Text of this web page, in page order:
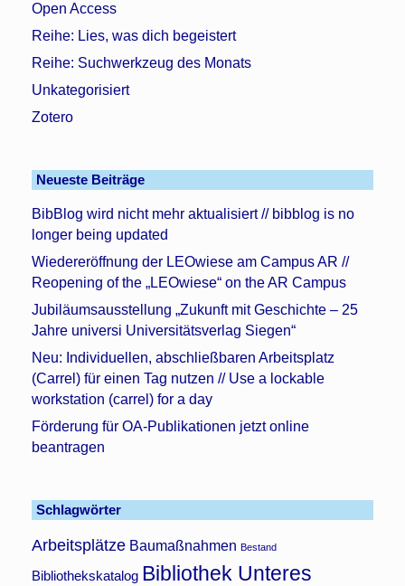
Open Access
Reihe: Lies, was dich begeistert
Reihe: Suchwerkzeug des Monats
Unkategorisiert
Zotero
Neueste Beiträge
BibBlog wird nicht mehr aktualisiert // bibblog is no
longer being updated
Wiedereröffnung der LEOwiese am Campus AR //
Reopening of the „LEOwiese“ on the AR Campus
Jubiläumsausstellung „Zukunft mit Geschichte – 25
Jahre universi Universitätsverlag Siegen“
Neu: Individuellen, abschließbaren Arbeitsplatz
(Carrel) für einen Tag nutzen // Use a lockable
workstation (carrel) for a day
Förderung für OA-Publikationen jetzt online
beantragen
Schlagwörter
Arbeitsplätze Baumaßnahmen Bestand
Bibliothekskatalog Bibliothek Unteres